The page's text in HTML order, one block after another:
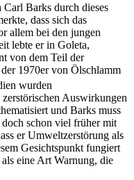
Barks durch dieses
dass sich das
allem bei den jungen
lebte er in Goleta,
von dem Teil der
1970er von Ölschlamm
wurden
Auswirkungen
und Barks muss
doch schon viel früher mit
er Umweltzerstörung als
Gesichtspunkt fungiert
als eine Art Warnung, die